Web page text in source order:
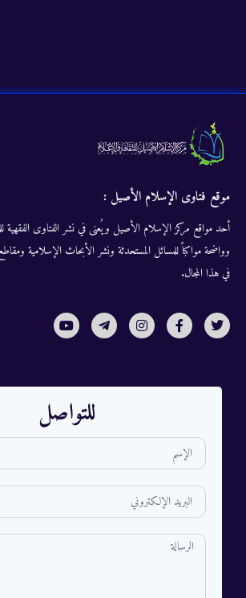
موقع فتاوى الإسلام الأصيل :
أحد مواقع مركز الإسلام الأصيل ويُعنى في نشر الفتاوى الفقهية
وواضحة مواكباً للمسائل المستحدثة ونشر الأبحاث الإسلامية
في هذا المجال.
للتواصل